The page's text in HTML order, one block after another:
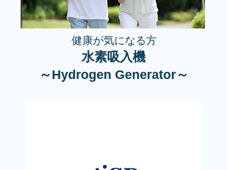
健康が気になる方​
水素吸入機
​～Hydrogen Generator～